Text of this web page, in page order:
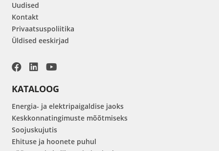
Uudised
Kontakt
Privaatsuspoliitika
Üldised eeskirjad
KATALOOG
Energia- ja elektripaigaldise jaoks
Keskkonnatingimuste mõõtmiseks
Soojuskujutis
Ehituse ja hoonete puhul